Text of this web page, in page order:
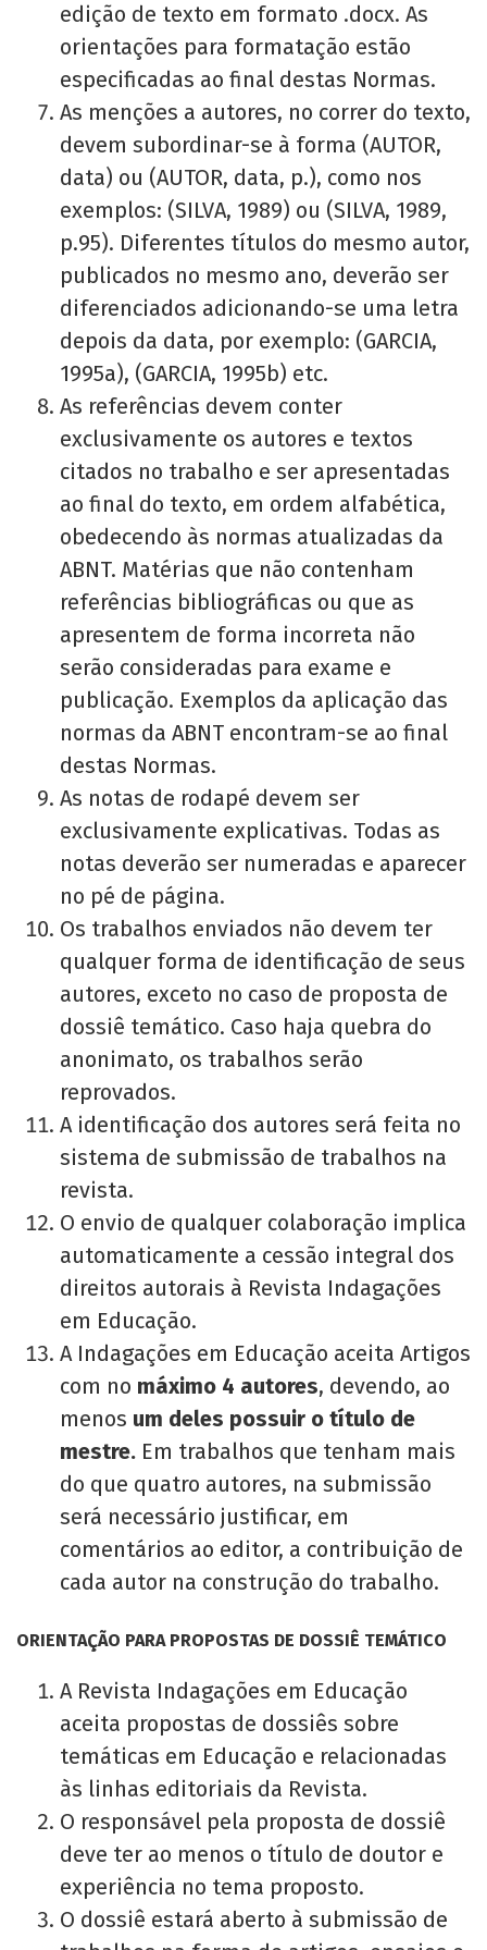
edição de texto em formato .docx. As
orientações para formatação estão
especificadas ao final destas Normas.
As menções a autores, no correr do texto,
devem subordinar-se à forma (AUTOR,
data) ou (AUTOR, data, p.), como nos
exemplos: (SILVA, 1989) ou (SILVA, 1989,
p.95). Diferentes títulos do mesmo autor,
publicados no mesmo ano, deverão ser
diferenciados adicionando-se uma letra
depois da data, por exemplo: (GARCIA,
1995a), (GARCIA, 1995b) etc.
As referências devem conter
exclusivamente os autores e textos
citados no trabalho e ser apresentadas
ao final do texto, em ordem alfabética,
obedecendo às normas atualizadas da
ABNT. Matérias que não contenham
referências bibliográficas ou que as
apresentem de forma incorreta não
serão consideradas para exame e
publicação. Exemplos da aplicação das
normas da ABNT encontram-se ao final
destas Normas.
As notas de rodapé devem ser
exclusivamente explicativas. Todas as
notas deverão ser numeradas e aparecer
no pé de página.
Os trabalhos enviados não devem ter
qualquer forma de identificação de seus
autores, exceto no caso de proposta de
dossiê temático. Caso haja quebra do
anonimato, os trabalhos serão
reprovados.
A identificação dos autores será feita no
sistema de submissão de trabalhos na
revista.
O envio de qualquer colaboração implica
automaticamente a cessão integral dos
direitos autorais à Revista Indagações
em Educação.
A Indagações em Educação aceita Artigos
com no máximo 4 autores, devendo, ao
menos um deles possuir o título de
mestre. Em trabalhos que tenham mais
do que quatro autores, na submissão
será necessário justificar, em
comentários ao editor, a contribuição de
cada autor na construção do trabalho.
ORIENTAÇÃO PARA PROPOSTAS DE DOSSIÊ TEMÁTICO
A Revista Indagações em Educação
aceita propostas de dossiês sobre
temáticas em Educação e relacionadas
às linhas editoriais da Revista.
O responsável pela proposta de dossiê
deve ter ao menos o título de doutor e
experiência no tema proposto.
O dossiê estará aberto à submissão de